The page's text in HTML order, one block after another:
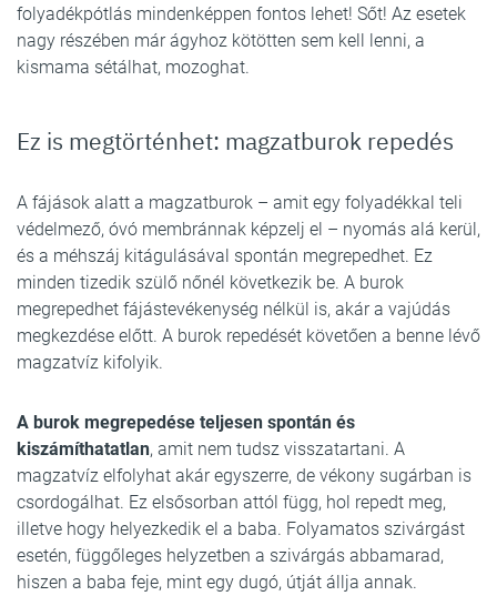
folyadékpótlás mindenképpen fontos lehet! Sőt! Az esetek
nagy részében már ágyhoz kötötten sem kell lenni, a
kismama sétálhat, mozoghat.
Ez is megtörténhet: magzatburok repedés
A fájások alatt a magzatburok – amit egy folyadékkal teli
védelmező, óvó membránnak képzelj el – nyomás alá kerül,
és a méhszáj kitágulásával spontán megrepedhet. Ez
minden tizedik szülő nőnél következik be. A burok
megrepedhet fájástevékenység nélkül is, akár a vajúdás
megkezdése előtt. A burok repedését követően a benne lévő
magzatvíz kifolyik.
A burok megrepedése teljesen spontán és
kiszámíthatatlan, amit nem tudsz visszatartani. A
magzatvíz elfolyhat akár egyszerre, de vékony sugárban is
csordogálhat. Ez elsősorban attól függ, hol repedt meg,
illetve hogy helyezkedik el a baba. Folyamatos szivárgást
esetén, függőleges helyzetben a szivárgás abbamarad,
hiszen a baba feje, mint egy dugó, útját állja annak.